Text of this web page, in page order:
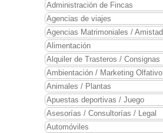
Administración de Fincas
Agencias de viajes
Agencias Matrimoniales / Amistad
Alimentación
Alquiler de Trasteros / Consignas
Ambientación / Marketing Olfativo
Animales / Plantas
Apuestas deportivas / Juego
Asesorías / Consultorías / Legal
Automóviles